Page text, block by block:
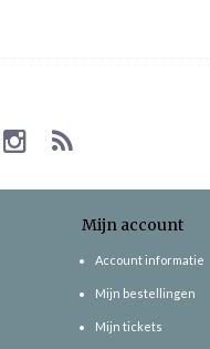
Mijn account
Account informatie
Mijn bestellingen
Mijn tickets